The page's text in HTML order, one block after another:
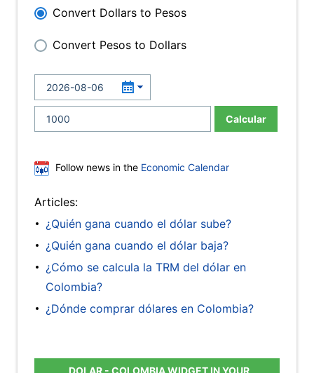
Convert Dollars to Pesos
Convert Pesos to Dollars
Calcular
Follow news in the Economic Calendar
Articles:
¿Quién gana cuando el dólar sube?
¿Quién gana cuando el dólar baja?
¿Cómo se calcula la TRM del dólar en
Colombia?
¿Dónde comprar dólares en Colombia?
DOLAR - COLOMBIA WIDGET IN YOUR